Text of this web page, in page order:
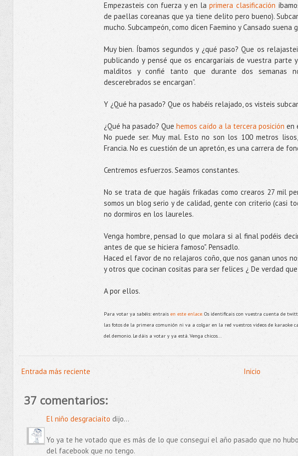
Empezasteis con fuerza y en laprimera clasificación
de paellas coreanas que ya tiene delito pero bueno).
mucho. Subcampeón, como dicen Faemino y Cansado
Muy bien. Íbamos segundos y ¿qué paso? Que os
publicando y pensé que os encargaríais de vuestra parte
malditos y confié tanto que durante dos semanas
descerebrados se encargan”.
Y ¿Qué ha pasado? Que os habéis relajado, os visteis
¿Qué ha pasado? Que hemos caído a la tercera posición en
No puede ser. Muy mal. Esto no son los 100 metros
Francia. No es cuestión de un apretón, es una carrera de
Centremos esfuerzos. Seamos constantes.
No se trata de que hagáis frikadas como crearos 27 mil
somos un blog serio y de calidad, gente con criterio (casi
no dormiros en los laureles.
Venga hombre, pensad lo que molara si al final podéis
antes de que se hiciera famoso". Pensadlo.
Haced el favor de no relajaros coño, que nos ganan unos
y otros que cocinan cositas para ser felices ¿ De verdad
A por ellos.
Para votar ya sabéis: entrais en este enlace.Os identificais con vuestra cuenta de
las fotos de la primera comunión ni va a colgar en la red vuestros videos de karaoke
del demonio. Le dáis a votar y ya está. Venga chicos...
Entrada más reciente Inicio
37 comentarios:
El niño desgraciaíto dijo...
Yo ya te he votado que es más de lo que conseguí el año pasado que no
del facebook que no tengo.